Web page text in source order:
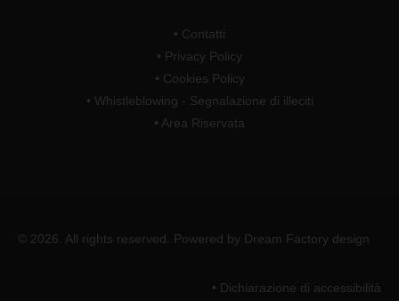
• Contatti
• Privacy Policy
• Cookies Policy
• Whistleblowing - Segnalazione di illeciti
• Area Riservata
© 2026. All rights reserved. Powered by Dream Factory design
• Dichiarazione di accessibilità